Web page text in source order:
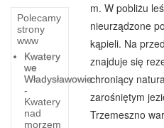
Polecamy
strony
www
Kwatery
we
Władysławowie
-
Kwatery
nad
morzem
m. W pobliżu
nieurządzone
kąpieli. Na
znajduje się
chroniący
zarośniętym
Trzemeszno